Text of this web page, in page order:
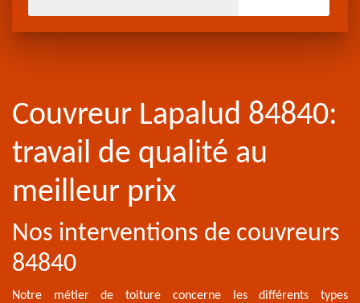
Couvreur Lapalud 84840:
travail de qualité au
meilleur prix
Nos interventions de couvreurs
84840
Notre métier de toiture concerne les différents types